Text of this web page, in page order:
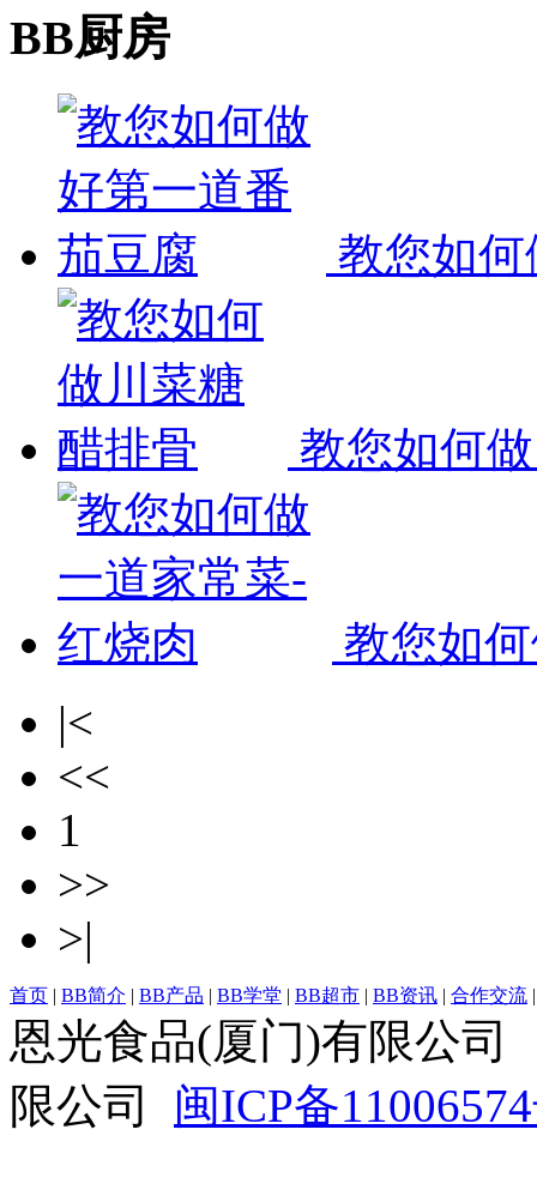
BB厨房
教您如
教您如何
教您如
|<
<<
1
>>
>|
首页 | BB简介 | BB产品 | BB学堂 | BB超市 | BB资讯 | 合作交流
恩光食品(厦门)有限公司
限公司 闽ICP备